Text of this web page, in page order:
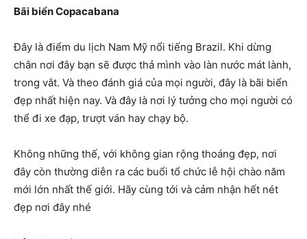
Bãi biển Copacabana
Đây là điểm du lịch Nam Mỹ nổi tiếng Brazil. Khi dừng
chân nơi đây bạn sẽ được thả mình vào làn nước mát lành,
trong vắt. Và theo đánh giá của mọi người, đây là bãi biển
đẹp nhất hiện nay. Và đây là nơi lý tưởng cho mọi người có
thể đi xe đạp, trượt ván hay chạy bộ.
Không những thế, với không gian rộng thoáng đẹp, nơi
đây còn thường diễn ra các buổi tổ chức lễ hội chào năm
mới lớn nhất thế giới. Hãy cùng tới và cảm nhận hết nét
đẹp nơi đây nhé